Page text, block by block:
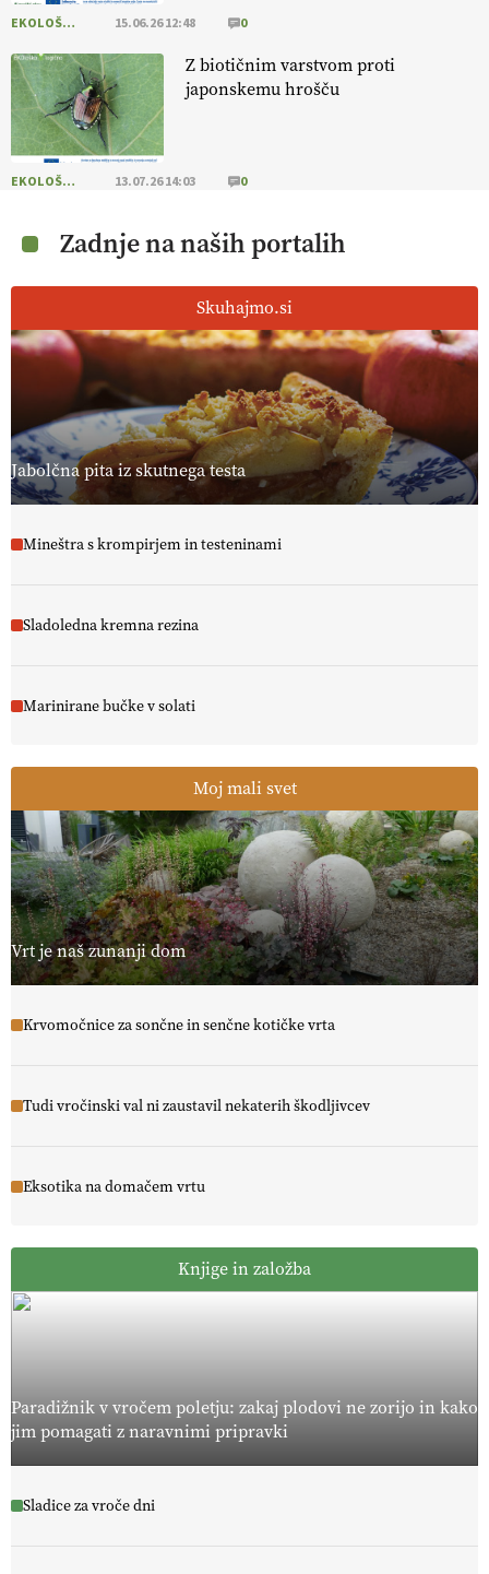
EKOLOŠKO LOGIČNO 15.06.26 12:48 0
Z biotičnim varstvom proti
japonskemu hrošču
EKOLOŠKO LOGIČNO 13.07.26 14:03 0
Zadnje na naših portalih
Skuhajmo.si
Jabolčna pita iz skutnega testa
Mineštra s krompirjem in testeninami
Sladoledna kremna rezina
Marinirane bučke v solati
Moj mali svet
Vrt je naš zunanji dom
Krvomočnice za sončne in senčne kotičke vrta
Tudi vročinski val ni zaustavil nekaterih škodljivcev
Eksotika na domačem vrtu
Knjige in založba
Paradižnik v vročem poletju: zakaj plodovi ne zorijo in kako
jim pomagati z naravnimi pripravki
Sladice za vroče dni